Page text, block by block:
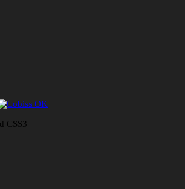
CSS3